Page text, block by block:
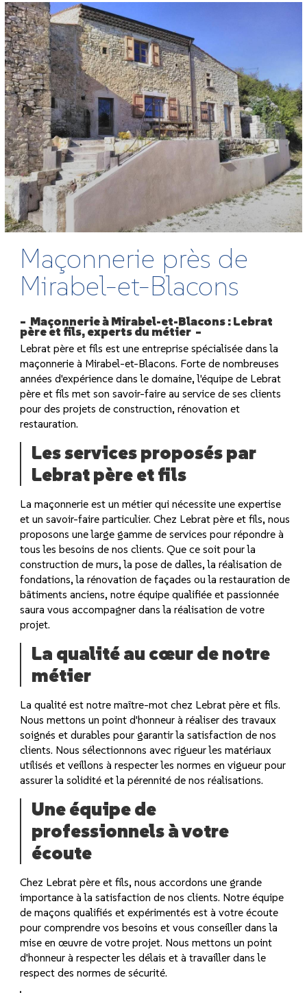
Maçonnerie près de
Mirabel-et-Blacons
Maçonnerie à Mirabel-et-Blacons : Lebrat
père et fils, experts du métier
Lebrat père et fils est une entreprise spécialisée dans la
maçonnerie à Mirabel-et-Blacons. Forte de nombreuses
années d'expérience dans le domaine, l'équipe de Lebrat
père et fils met son savoir-faire au service de ses clients
pour des projets de construction, rénovation et
restauration.
Les services proposés par
Lebrat père et fils
La maçonnerie est un métier qui nécessite une expertise
et un savoir-faire particulier. Chez Lebrat père et fils, nous
proposons une large gamme de services pour répondre à
tous les besoins de nos clients. Que ce soit pour la
construction de murs, la pose de dalles, la réalisation de
fondations, la rénovation de façades ou la restauration de
bâtiments anciens, notre équipe qualifiée et passionnée
saura vous accompagner dans la réalisation de votre
projet.
La qualité au cœur de notre
métier
La qualité est notre maître-mot chez Lebrat père et fils.
Nous mettons un point d'honneur à réaliser des travaux
soignés et durables pour garantir la satisfaction de nos
clients. Nous sélectionnons avec rigueur les matériaux
utilisés et veillons à respecter les normes en vigueur pour
assurer la solidité et la pérennité de nos réalisations.
Une équipe de
professionnels à votre
écoute
Chez Lebrat père et fils, nous accordons une grande
importance à la satisfaction de nos clients. Notre équipe
de maçons qualifiés et expérimentés est à votre écoute
pour comprendre vos besoins et vous conseiller dans la
mise en œuvre de votre projet. Nous mettons un point
d'honneur à respecter les délais et à travailler dans le
respect des normes de sécurité.